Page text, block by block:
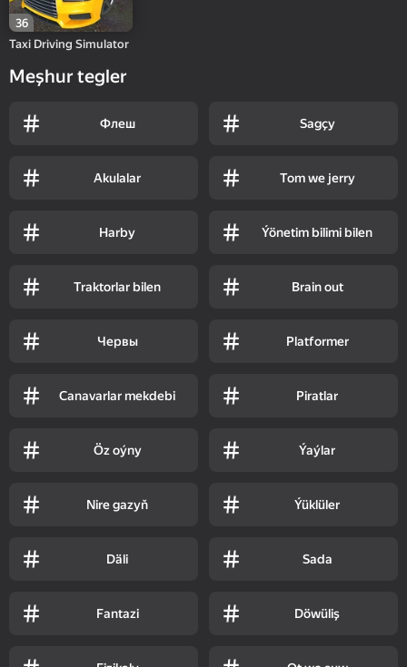
36
Taxi Driving Simulator
Meşhur tegler
Флеш Sagçy
Akulalar Tom we jerry
Harby Ýönetim bilimi bilen
Traktorlar bilen Brain out
Червы Platformer
Canavarlar mekdebi Piratlar
Öz oýny Ýaýlar
Nire gazyň Ýüklüler
Däli Sada
Fantazi Döwüliş